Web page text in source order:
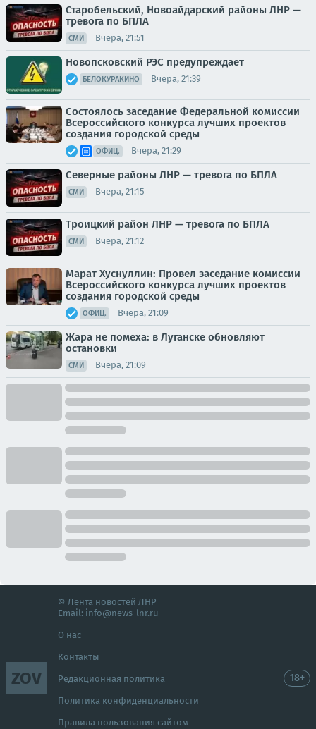
Старобельский, Новоайдарский районы ЛНР —
тревога по БПЛА
СМИ Вчера, 21:51
Новопсковский РЭС предупреждает
БЕЛОКУРАКИНО Вчера, 21:39
Состоялось заседание Федеральной комиссии
Всероссийского конкурса лучших проектов
создания городской среды
ОФИЦ. Вчера, 21:29
Северные районы ЛНР — тревога по БПЛА
СМИ Вчера, 21:15
Троицкий район ЛНР — тревога по БПЛА
СМИ Вчера, 21:12
Марат Хуснуллин: Провел заседание комиссии
Всероссийского конкурса лучших проектов
создания городской среды
ОФИЦ. Вчера, 21:09
Жара не помеха: в Луганске обновляют
остановки
СМИ Вчера, 21:09
ZOV
© Лента новостей ЛНР
Email: info@news-lnr.ru
О нас
Контакты
Редакционная политика
Политика конфиденциальности
Правила пользования сайтом
18+